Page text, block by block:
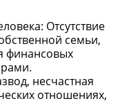
Отсутствие
семьи,
финансовых
несчастная
отношениях,